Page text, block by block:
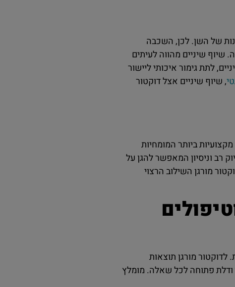
של השן. לכן, השכבה
שיניים מהווה לעיתים
לתת גימור איכותי ליישור
, שיוף שיניים אצל דוקטור
ביותר המומחיות
רב וניסיון המאפשר להגן על
מורגן השילוב הרצוי
מורגן תוצאות
ודלת פתוחה לכל שאלה. מומלץ